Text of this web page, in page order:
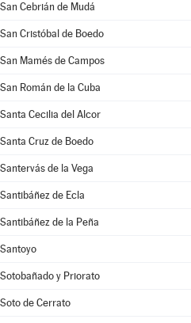
San Cebrián de Mudá
San Cristóbal de Boedo
San Mamés de Campos
San Román de la Cuba
Santa Cecilia del Alcor
Santa Cruz de Boedo
Santervás de la Vega
Santibáñez de Ecla
Santibáñez de la Peña
Santoyo
Sotobañado y Priorato
Soto de Cerrato